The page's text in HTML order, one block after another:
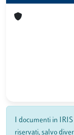
I documenti in
riservati, salvo